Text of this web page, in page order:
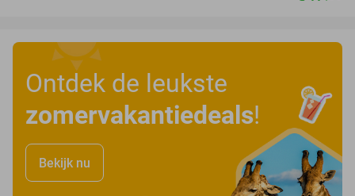
Ontdek de leukste
zomervakantiedeals!
Bekijk nu